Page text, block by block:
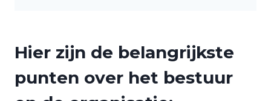
Hier zijn de belangrijkste
punten over het bestuur